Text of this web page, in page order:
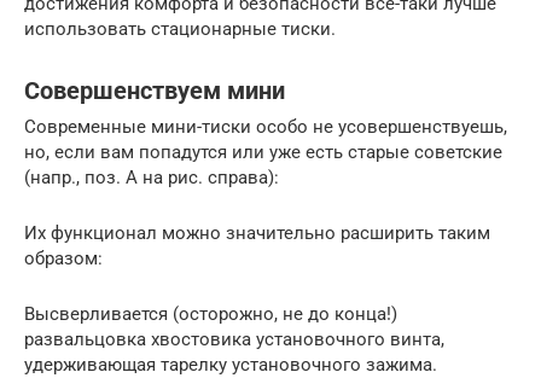
использовать стационарные тиски.
Совершенствуем мини
Современные мини-тиски особо не усовершенствуешь,
но, если вам попадутся или уже есть старые советские
(напр., поз. А на рис. справа):
Их функционал можно значительно расширить таким
образом:
Высверливается (осторожно, не до конца!)
развальцовка хвостовика установочного винта,
удерживающая тарелку установочного зажима.